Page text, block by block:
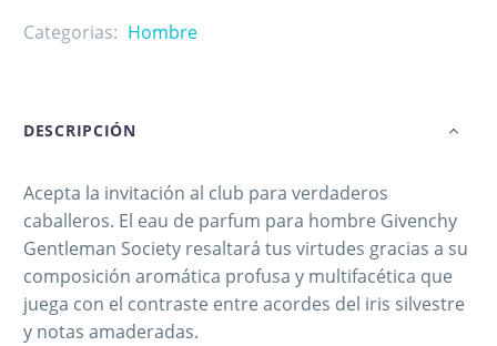
Categorias: Hombre
DESCRIPCIÓN
Acepta la invitación al club para verdaderos
caballeros. El eau de parfum para hombre Givenchy
Gentleman Society resaltará tus virtudes gracias a su
composición aromática profusa y multifacética que
juega con el contraste entre acordes del iris silvestre
y notas amaderadas.